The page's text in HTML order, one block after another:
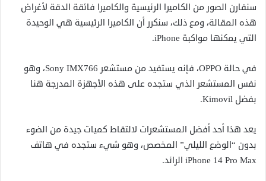
سنقارن الصور من الكاميرا الرئيسية والكاميرا فائقة الدقة لأغراض
هذه المقالة، ومع ذلك، سنكرر أن الكاميرا الرئيسية هي الوحيدة
التي يمكنها مواكبة iPhone.
في حالة OPPO، فإنه يستفيد من مستشعر Sony IMX766، وهو
نفس المستشعر الذي ستجده على هذه الأجهزة المدرجة هنا
بفضل Kimovil.
يعد هذا أحد أفضل المستشعرات لالتقاط كميات جيدة من الضوء
بدون “الوضع الليلي” المخصص، وهو شيء ستجده في هاتف
iPhone 14 Pro Max الرائد.